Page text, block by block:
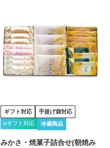
ギフト対応
手提げ袋対応
eギフト対応
冷蔵商品
みかさ・焼菓子詰合せ(朝焼み